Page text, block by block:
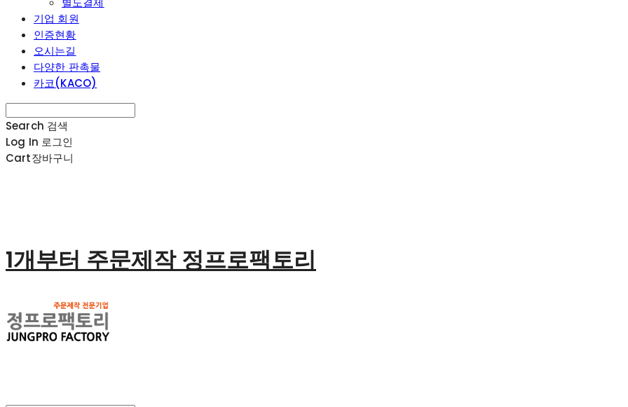
기업 회원
인증현황
오시는길
다양한 판촉물
카코(KACO)
Search 검색
Log In 로그인
Cart장바구니
1개부터 주문제작 정프로팩토리